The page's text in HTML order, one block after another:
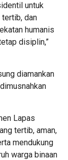
untuk
dan
humanis
disiplin,”
diamankan
Lapas
tertib, aman,
mendukung
warga binaan